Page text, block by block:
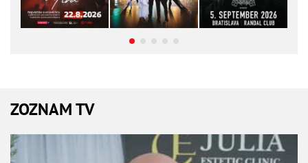
ZOZNAM TV